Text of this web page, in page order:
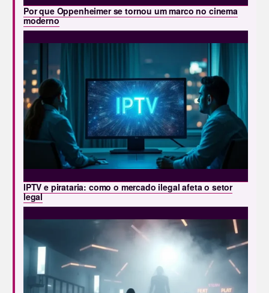
Por que Oppenheimer se tornou um marco no cinema
moderno
IPTV e pirataria: como o mercado ilegal afeta o setor
legal